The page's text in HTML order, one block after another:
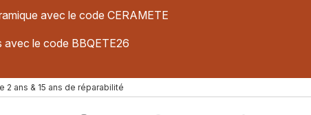
avec le code CERAMETE
avec le code BBQETE26
2 ans & 15 ans de réparabilité